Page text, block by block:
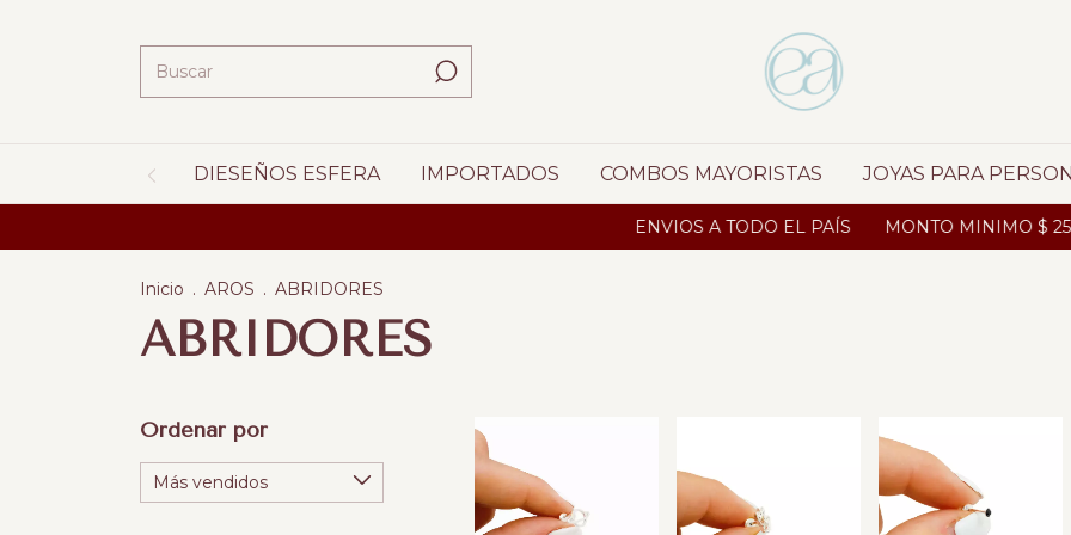
DIESEÑOS ESFERA IMPORTADOS COMBOS MAYORISTAS JOYAS PARA
ENVIOS A TODO EL PAÍS MONTO MINIMO $
Inicio . AROS . ABRIDORES
ABRIDORES
Ordenar por